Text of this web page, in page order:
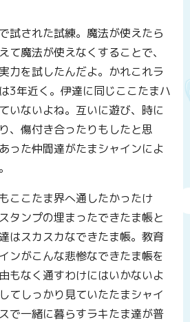
試された試練。魔法が使えたら
て魔法が使えなくすることで、
力を試したんだよ。かれこれラ
3年近く。伊達に同じここたまハ
いないよね。互いに遊び、時に
、傷付き合ったりもしたと思
った仲間達がたまシャインによ
ここたま界へ通したかったけ
タンプの埋まったできたま帳と
はスカスカなできたま帳。教育
ンがこんな悲惨なできたま帳を
もなく通すわけにはいかないよ
てしっかり見ていたたまシャイ
で一緒に暮らすラキたま達が普